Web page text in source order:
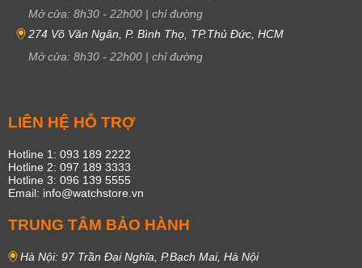
Mở cửa: 8h30 - 22h00 | chỉ đường
274 Võ Văn Ngân, P. Bình Thọ, TP.Thủ Đức, HCM
Mở cửa: 8h30 - 22h00 | chỉ đường
LIÊN HỆ HỖ TRỢ
Hotline 1: 093 189 2222
Hotline 2: 097 189 3333
Hotline 3: 096 139 5555
Email: info@watchstore.vn
TRUNG TÂM BẢO HÀNH
Hà Nội: 97 Trần Đại Nghĩa, P.Bạch Mai, Hà Nội